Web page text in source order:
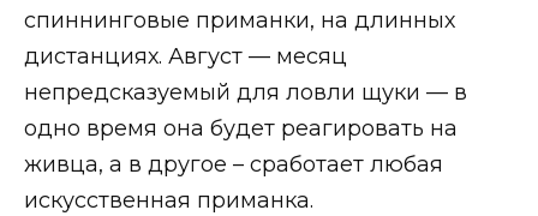
спиннинговые приманки, на длинных
дистанциях. Август — месяц
непредсказуемый для ловли щуки — в
одно время она будет реагировать на
живца, а в другое – сработает любая
искусственная приманка.